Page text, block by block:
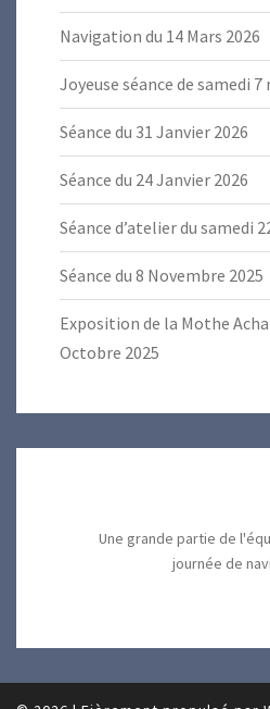
Navigation du 14 Mars 2026
Joyeuse séance de samedi 7
Séance du 31 Janvier 2026
Séance du 24 Janvier 2026
Séance d’atelier du samedi
Séance du 8 Novembre 2025
Exposition de la Mothe
Octobre 2025
Une grande partie de
journée de